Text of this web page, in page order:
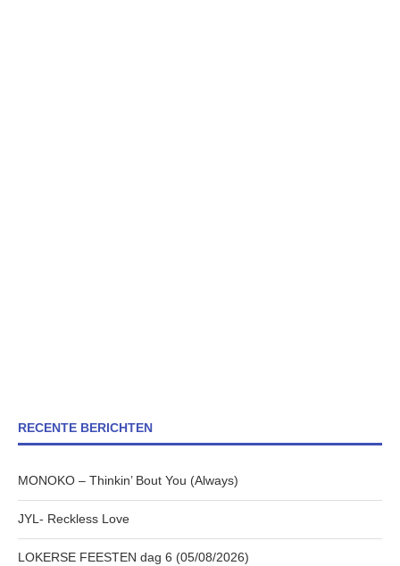
RECENTE BERICHTEN
MONOKO – Thinkin’ Bout You (Always)
JYL- Reckless Love
LOKERSE FEESTEN dag 6 (05/08/2026)